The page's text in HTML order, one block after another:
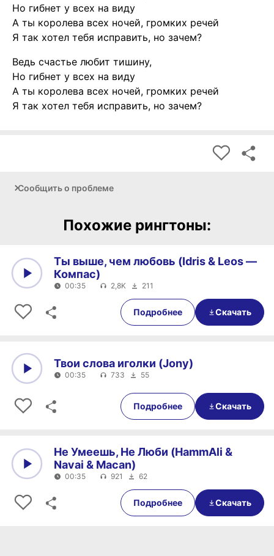
Но гибнет у всех на виду
А ты королева всех ночей, громких речей
Я так хотел тебя исправить, но зачем?
Ведь счастье любит тишину,
Но гибнет у всех на виду
А ты королева всех ночей, громких речей
Я так хотел тебя исправить, но зачем?
Сообщить о проблеме
Похожие рингтоны:
00:35
Ты выше, чем любовь (Idris & Leos —
Компас)
00:35 2,8K 211
Подробнее Скачать
00:35
Твои слова иголки (Jony)
00:35 733 55
Подробнее Скачать
00:35
Не Умеешь, Не Люби (HammAli &
Navai & Macan)
00:35 921 62
Подробнее Скачать